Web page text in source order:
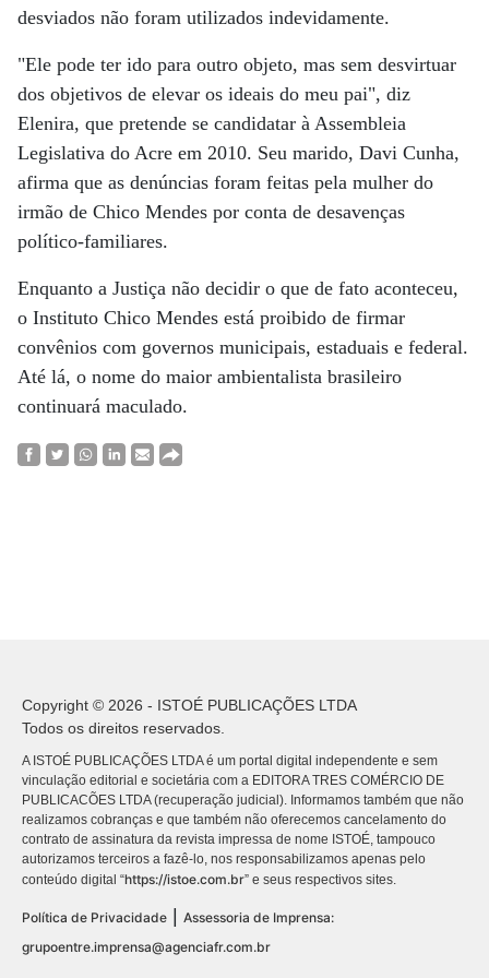
desviados não foram utilizados indevidamente.
"Ele pode ter ido para outro objeto, mas sem desvirtuar
dos objetivos de elevar os ideais do meu pai", diz
Elenira, que pretende se candidatar à Assembleia
Legislativa do Acre em 2010. Seu marido, Davi Cunha,
afirma que as denúncias foram feitas pela mulher do
irmão de Chico Mendes por conta de desavenças
político-familiares.
Enquanto a Justiça não decidir o que de fato aconteceu,
o Instituto Chico Mendes está proibido de firmar
convênios com governos municipais, estaduais e federal.
Até lá, o nome do maior ambientalista brasileiro
continuará maculado.
Copyright © 2026 - ISTOÉ PUBLICAÇÕES LTDA
Todos os direitos reservados.
A ISTOÉ PUBLICAÇÕES LTDA é um portal digital independente e sem
vinculação editorial e societária com a EDITORA TRES COMÉRCIO DE
PUBLICACÕES LTDA (recuperação judicial). Informamos também que não
realizamos cobranças e que também não oferecemos cancelamento do
contrato de assinatura da revista impressa de nome ISTOÉ, tampouco
autorizamos terceiros a fazê-lo, nos responsabilizamos apenas pelo
conteúdo digital “https://istoe.com.br” e seus respectivos sites.
Política de Privacidade
Assessoria de Imprensa:
grupoentre.imprensa@agenciafr.com.br